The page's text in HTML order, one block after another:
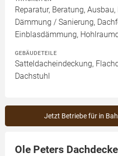
Reparatur, Beratung,
Dämmung / Sanierung,
Einblasdämmung,
GEBÄUDETEILE
Satteldacheindeckung,
Dachstuhl
Jetzt Betriebe für in
Ole Peters